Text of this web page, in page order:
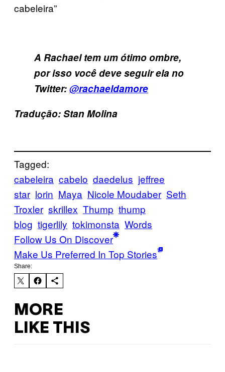
cabeleira”
A Rachael tem um ótimo ombre,
por isso você deve seguir ela no
Twitter:@rachaeldamore
Tradução: Stan Molina
Tagged:
cabeleira cabelo daedelus jeffree
star lorin Maya Nicole Moudaber Seth
Troxler skrillex Thump thump
blog tigerlily tokimonsta Words
Follow Us On Discover
Make Us Preferred In Top Stories
Share:
MORE
LIKE THIS